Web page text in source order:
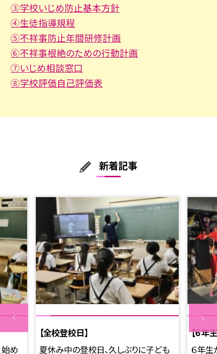
③学校いじめ防止基本方針
④生徒指導規程
⑤不祥事防止年間研修計画
⑥不祥事根絶のための行動計画
⑦いじめ相談窓口
⑧学校評価自己評価表
新着記事
め
【全校登校日】
夏休み中の登校日、久しぶりに子ども
【６年
６年生